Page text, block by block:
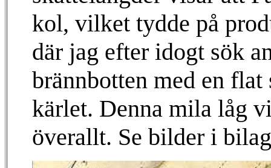
kol, vilket tydde på
där jag efter idogt sök
brännbotten med en
kärlet. Denna mila låg
överallt. Se bilder i